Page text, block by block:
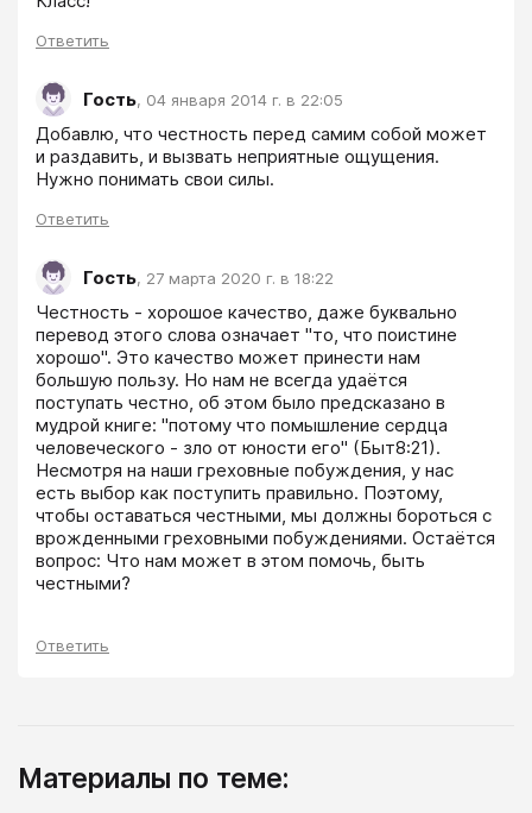
Ответить
Гость, 04 января 2014 г. в 22:05
Добавлю, что честность перед самим собой может
и раздавить, и вызвать неприятные ощущения.
Нужно понимать свои силы.
Ответить
Гость, 27 марта 2020 г. в 18:22
Честность - хорошое качество, даже буквально
перевод этого слова означает "то, что поистине
хорошо". Это качество может принести нам
большую пользу. Но нам не всегда удаётся
поступать честно, об этом было предсказано в
мудрой книге: "потому что помышление сердца
человеческого - зло от юности его" (Быт8:21).
Несмотря на наши греховные побуждения, у нас
есть выбор как поступить правильно. Поэтому,
чтобы оставаться честными, мы должны бороться с
врожденными греховными побуждениями. Остаётся
вопрос: Что нам может в этом помочь, быть
честными?
Ответить
Материалы по теме: